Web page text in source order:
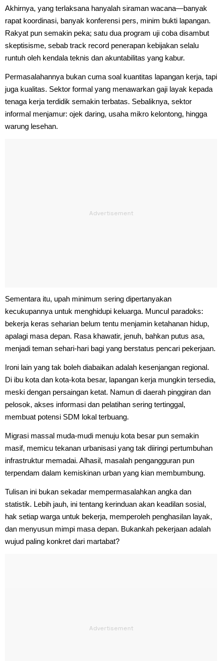
Akhirnya, yang terlaksana hanyalah siraman wacana—banyak
rapat koordinasi, banyak konferensi pers, minim bukti lapangan.
Rakyat pun semakin peka; satu dua program uji coba disambut
skeptisisme, sebab track record penerapan kebijakan selalu
runtuh oleh kendala teknis dan akuntabilitas yang kabur.
Permasalahannya bukan cuma soal kuantitas lapangan kerja, tapi
juga kualitas. Sektor formal yang menawarkan gaji layak kepada
tenaga kerja terdidik semakin terbatas. Sebaliknya, sektor
informal menjamur: ojek daring, usaha mikro kelontong, hingga
warung lesehan.
Sementara itu, upah minimum sering dipertanyakan
kecukupannya untuk menghidupi keluarga. Muncul paradoks:
bekerja keras seharian belum tentu menjamin ketahanan hidup,
apalagi masa depan. Rasa khawatir, jenuh, bahkan putus asa,
menjadi teman sehari-hari bagi yang berstatus pencari pekerjaan.
Ironi lain yang tak boleh diabaikan adalah kesenjangan regional.
Di ibu kota dan kota-kota besar, lapangan kerja mungkin tersedia,
meski dengan persaingan ketat. Namun di daerah pinggiran dan
pelosok, akses informasi dan pelatihan sering tertinggal,
membuat potensi SDM lokal terbuang.
Migrasi massal muda-mudi menuju kota besar pun semakin
masif, memicu tekanan urbanisasi yang tak diiringi pertumbuhan
infrastruktur memadai. Alhasil, masalah pengangguran pun
terpendam dalam kemiskinan urban yang kian membumbung.
Tulisan ini bukan sekadar mempermasalahkan angka dan
statistik. Lebih jauh, ini tentang kerinduan akan keadilan sosial,
hak setiap warga untuk bekerja, memperoleh penghasilan layak,
dan menyusun mimpi masa depan. Bukankah pekerjaan adalah
wujud paling konkret dari martabat?